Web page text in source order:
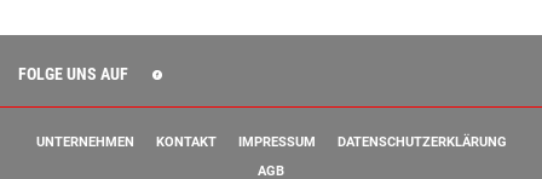
FOLGE UNS AUF
UNTERNEHMEN KONTAKT IMPRESSUM
DATENSCHUTZERKLÄRUNG
AGB